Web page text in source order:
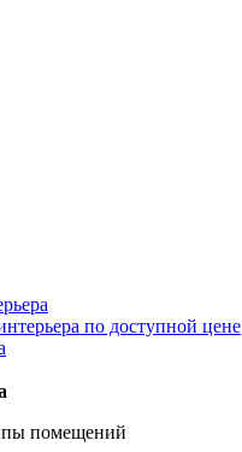
по доступной цене
помещений